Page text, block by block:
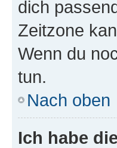
dich
Zeitzone
Wenn du
tun.
Nach oben
Ich habe